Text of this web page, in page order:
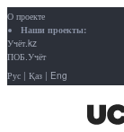
О проекте
Наши проекты:
Учёт.kz
ПОБ.Учёт
Рус | Қаз | Eng